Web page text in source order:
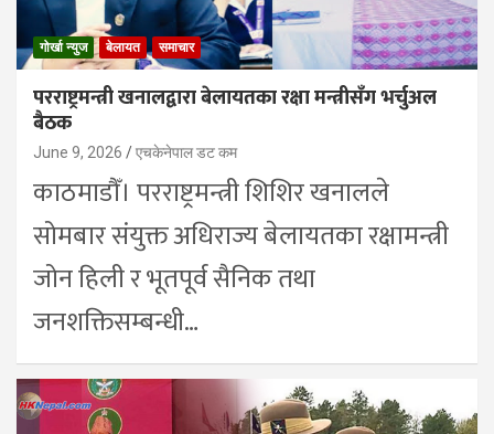
गोर्खा न्युज बेलायत समाचार
परराष्ट्रमन्त्री खनालद्वारा बेलायतका रक्षा मन्त्रीसँग भर्चुअल
बैठक
June 9, 2026 एचकेनेपाल डट कम
काठमाडौँ। परराष्ट्रमन्त्री शिशिर खनालले
सोमबार संयुक्त अधिराज्य बेलायतका रक्षामन्त्री
जोन हिली र भूतपूर्व सैनिक तथा
जनशक्तिसम्बन्धी…